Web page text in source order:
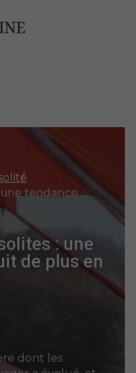
Hébergements insolites : une tendance qui séduit de plus en plus de Français
: une
de plus en
dont les